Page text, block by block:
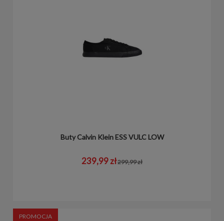
Buty Calvin Klein ESS VULC LOW
239,99 zł299,99 zł
PROMOCJA